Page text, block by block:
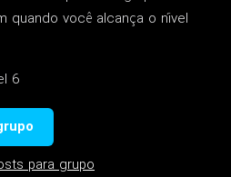
quando você alcança o nível
6
para grupo